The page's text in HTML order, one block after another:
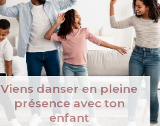
Viens danser en pleine
présence avec ton
enfant